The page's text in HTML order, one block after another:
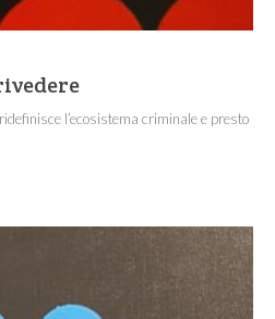
l’ecosistema criminale e presto